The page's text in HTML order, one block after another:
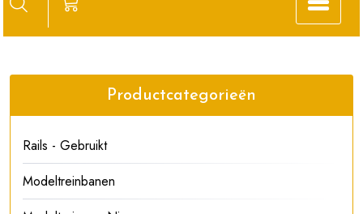
Productcategorieën
Rails - Gebruikt
Modeltreinbanen